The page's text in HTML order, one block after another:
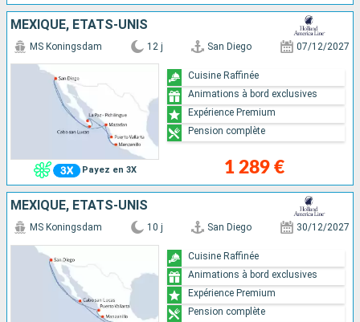
MEXIQUE, ÉTATS-UNIS
Payez en 3X
MS Koningsdam 12 j San Diego 07/12/2027
1 289 €
Cuisine Raffinée
Animations à bord exclusives
Expérience Premium
Pension complète
MEXIQUE, ÉTATS-UNIS
MS Koningsdam 10 j San Diego 30/12/2027
Cuisine Raffinée
Animations à bord exclusives
Expérience Premium
Pension complète